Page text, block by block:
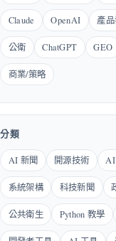
Claude OpenAI 產
公衛 ChatGPT GEO
商業/策略
分類
AI 新聞 開源技術 AI
系統架構 科技新聞
公共衛生 Python 教學